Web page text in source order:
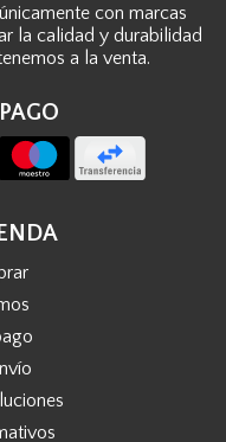
con marcas
la calidad y durabilidad
a la venta.